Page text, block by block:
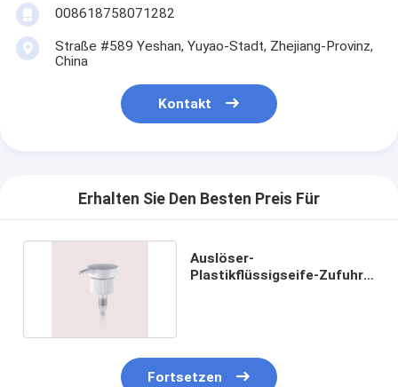
008618758071282
Straße #589 Yeshan, Yuyao-Stadt, Zhejiang-Provinz,
China
Kontakt
Erhalten Sie Den Besten Preis Für
Auslöser-
Plastikflüssigseife-Zufuhr-
Fortsetzen